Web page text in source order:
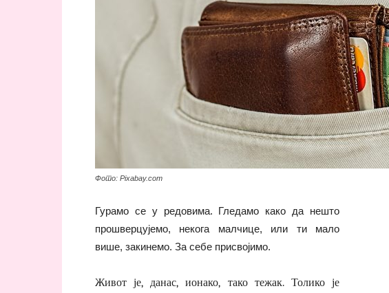
Фото: Pixabay.com
Гурамо се у редовима. Гледамо како да нешто
прошверцујемо, некога малчице, или ти мало
више, закинемо. За себе присвојимо.
Живот је, данас, ионако, тако тежак. Толико је